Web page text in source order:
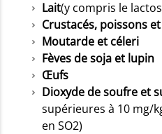
Lait(y compris le
Crustacés, poissons
Moutarde et céleri
Fèves de soja et lupin
Œufs
Dioxyde de soufre et
supérieures à 10 mg/
en SO2)